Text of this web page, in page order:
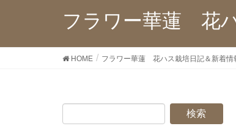
フラワー華蓮 花
HOME フラワー華蓮 花ハス栽培日記＆新着情